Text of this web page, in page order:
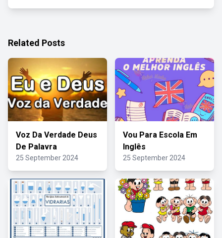
Related Posts
Voz Da Verdade Deus
De Palavra
25 September 2024
Vou Para Escola Em
Inglês
25 September 2024